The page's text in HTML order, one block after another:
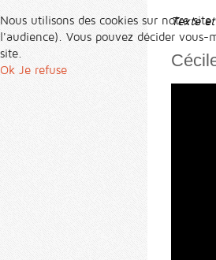
Texte
Nous utilisons des cookies sur notre
l'audience). Vous pouvez décider
site.
Ok Je refuse